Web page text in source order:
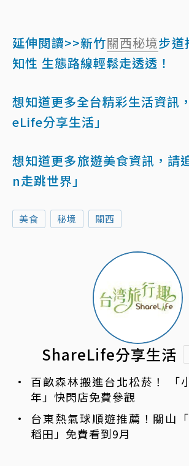
延伸閱讀>>新竹關西秘境步道
知性 生態路線輕鬆走透透！
想知道更多全台精彩生活資訊
eLife分享生活」
想知道更多旅遊美食資訊，請
n走跳世界」
美食 秘境 關西
ShareLife分享生活
百畝森林搬進台北松菸！ 「
年」快閃店免費參觀
台東熱氣球順遊推薦！關山
稻田」免費看到9月